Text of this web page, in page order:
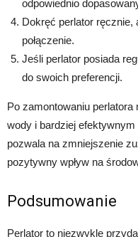
odpowiednio
Dokręć perlator
połączenie.
Jeśli perlator posiada
do swoich preferencji.
Po zamontowaniu
wody i bardziej
pozwala na zmniejszenie
pozytywny wpływ na
Podsumowanie
Perlator to niezwykle